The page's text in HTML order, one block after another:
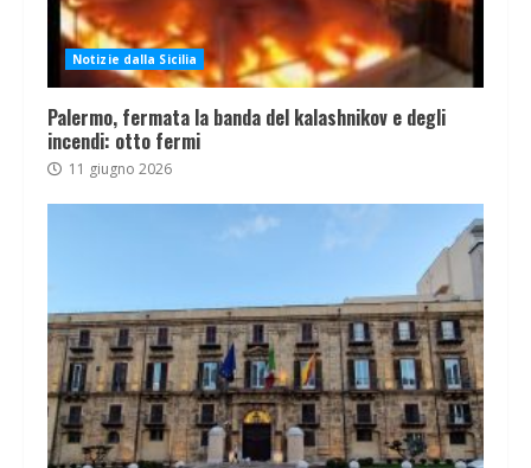
Notizie dalla Sicilia
Palermo, fermata la banda del kalashnikov e degli
incendi: otto fermi
11 giugno 2026